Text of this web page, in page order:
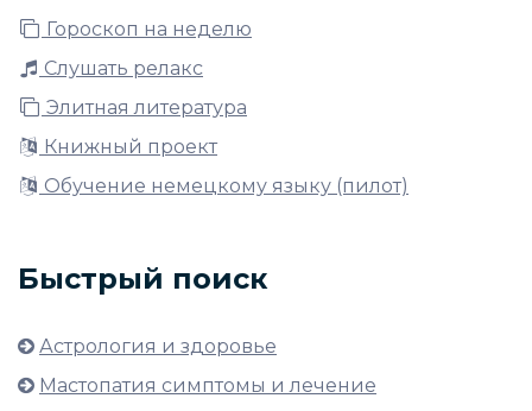
Гороскоп на неделю
Слушать релакс
Элитная литература
Книжный проект
Обучение немецкому языку (пилот)
Быстрый поиск
Астрология и здоровье
Мастопатия симптомы и лечение